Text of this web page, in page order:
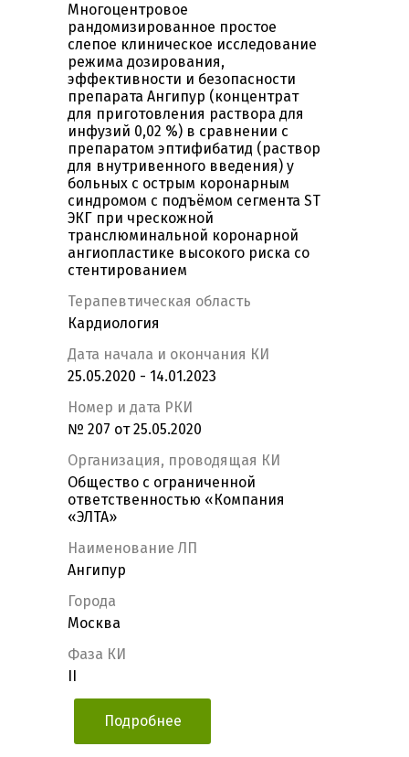
Многоцентровое
рандомизированное простое
слепое клиническое исследование
режима дозирования,
эффективности и безопасности
препарата Ангипур (концентрат
для приготовления раствора для
инфузий 0,02 %) в сравнении с
препаратом эптифибатид (раствор
для внутривенного введения) у
больных с острым коронарным
синдромом с подъёмом сегмента ST
ЭКГ при чрескожной
транслюминальной коронарной
ангиопластике высокого риска со
стентированием
Терапевтическая область
Кардиология
Дата начала и окончания КИ
25.05.2020 - 14.01.2023
Номер и дата РКИ
№ 207 от 25.05.2020
Организация, проводящая КИ
Общество с ограниченной
ответственностью «Компания
«ЭЛТА»
Наименование ЛП
Ангипур
Города
Москва
Фаза КИ
Подробнее